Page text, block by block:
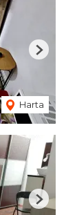
Harta
Next
Next